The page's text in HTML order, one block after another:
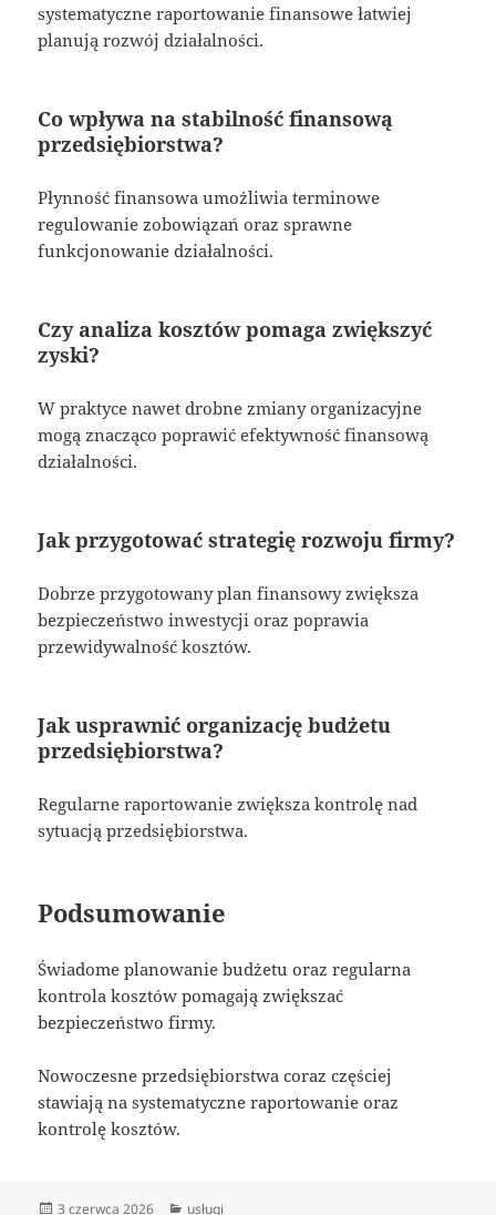
systematyczne raportowanie finansowe łatwiej
planują rozwój działalności.
Co wpływa na stabilność finansową
przedsiębiorstwa?
Płynność finansowa umożliwia terminowe
regulowanie zobowiązań oraz sprawne
funkcjonowanie działalności.
Czy analiza kosztów pomaga zwiększyć
zyski?
W praktyce nawet drobne zmiany organizacyjne
mogą znacząco poprawić efektywność finansową
działalności.
Jak przygotować strategię rozwoju firmy?
Dobrze przygotowany plan finansowy zwiększa
bezpieczeństwo inwestycji oraz poprawia
przewidywalność kosztów.
Jak usprawnić organizację budżetu
przedsiębiorstwa?
Regularne raportowanie zwiększa kontrolę nad
sytuacją przedsiębiorstwa.
Podsumowanie
Świadome planowanie budżetu oraz regularna
kontrola kosztów pomagają zwiększać
bezpieczeństwo firmy.
Nowoczesne przedsiębiorstwa coraz częściej
stawiają na systematyczne raportowanie oraz
kontrolę kosztów.
Data
3 czerwca 2026 Kategorie
usługi